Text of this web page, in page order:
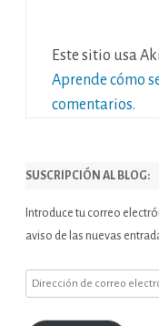
Este sitio usa
Aprende cómo
comentarios.
SUSCRIPCIÓN AL BLOG:
Introduce tu correo
aviso de las nuevas
Dirección